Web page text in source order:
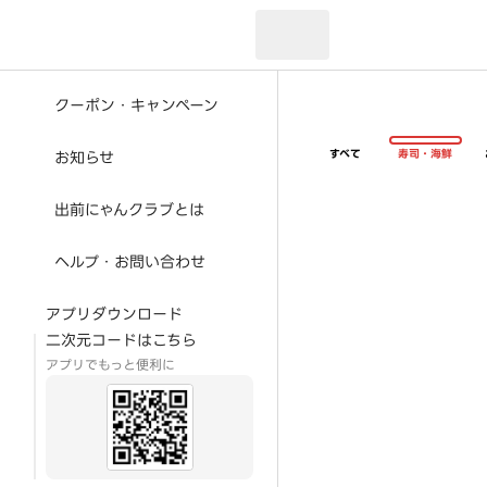
クーポン・キャンペーン
お知らせ
出前にゃんクラブとは
ヘルプ・お問い合わせ
アプリダウンロード
二次元コードはこちら
アプリでもっと便利に
すべて 寿司・海鮮